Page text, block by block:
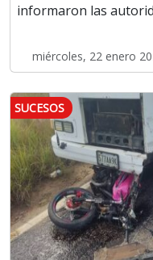
informaron las
miércoles, 22 enero
SUCESOS